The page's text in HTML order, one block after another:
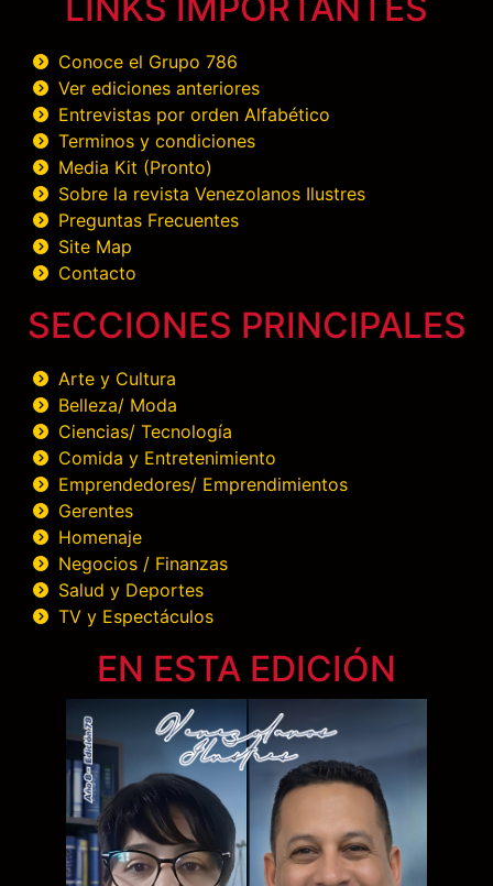
Conoce el Grupo 786
Ver ediciones anteriores
Entrevistas por orden Alfabético
Terminos y condiciones
Media Kit (Pronto)
Sobre la revista Venezolanos Ilustres
Preguntas Frecuentes
Site Map
Contacto
SECCIONES PRINCIPALES
Arte y Cultura
Belleza/ Moda
Ciencias/ Tecnología
Comida y Entretenimiento
Emprendedores/ Emprendimientos
Gerentes
Homenaje
Negocios / Finanzas
Salud y Deportes
TV y Espectáculos
EN ESTA EDICIÓN